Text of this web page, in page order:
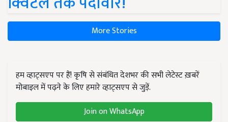
More Stories
हम व्हाट्सएप पर हैं! कृषि से संबंधित देशभर की सभी लेटेस्ट ख़बरें
मोबाइल में पढ़ने के लिए हमारे व्हाट्सएप से जुड़ें.
Join on WhatsApp